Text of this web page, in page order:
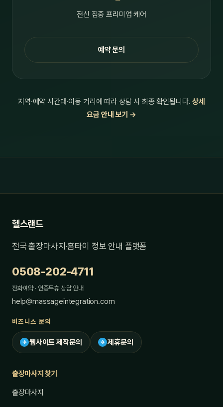
전신 집중 프리미엄 케어
예약 문의
지역·예약 시간대·이동 거리에 따라 상담 시 최종 확인됩니다.상세
요금 안내 보기 →
헬스랜드
전국 출장마사지·홈타이 정보 안내 플랫폼
0508-202-4711
전화예약 · 연중무휴 상담 안내
help@massageintegration.com
비즈니스 문의
✈ 웹사이트 제작문의 ✈ 제휴문의
출장마사지 찾기
출장마사지